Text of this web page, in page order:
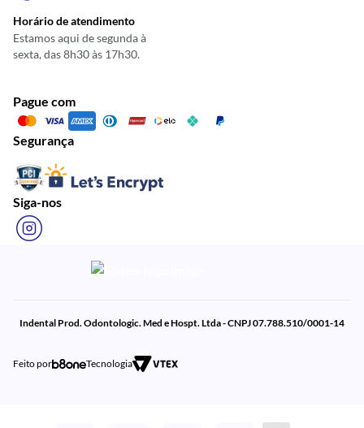
Horário de atendimento
Estamos aqui de segunda à
sexta, das 8h30 às 17h30.
Pague com
Segurança
Siga-nos
Indental Prod. Odontologic. Med e Hospt. Ltda - CNPJ 07.788.510/0001-14
Feito por Tecnologia